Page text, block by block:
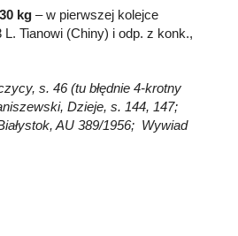
kg – w pierwszej kolejce
L. Tianowi (Chiny) i odp. z konk.,
s. 46 (tu błędnie 4-krotny
Dzieje, s. 144, 147;
AU 389/1956; Wywiad